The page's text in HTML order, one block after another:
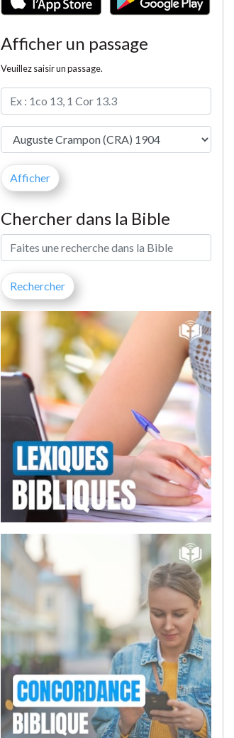
Afficher un passage
Veuillez saisir un passage.
Chercher dans la Bible